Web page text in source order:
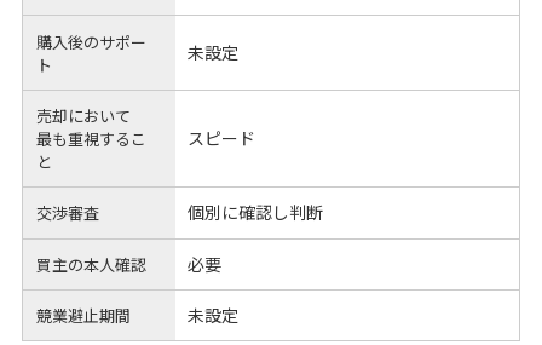
購入後のサポー
ト
未設定
売却において
最も重視するこ
と
スピード
交渉審査 個別に確認し判断
買主の本人確認 必要
競業避止期間 未設定